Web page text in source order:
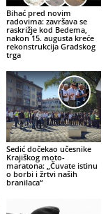
Bihać pred novim
radovima: završava se
raskrižje kod Bedema,
nakon 15. augusta kreće
rekonstrukcija Gradskog
trga
Sedić dočekao učesnike
Krajiškog moto-
maratona: „Čuvate istinu
o borbi i žrtvi naših
branilaca“